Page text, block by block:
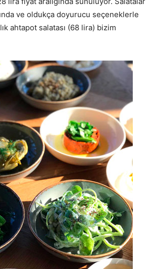
ve oldukça doyurucu seçeneklerle
ahtapot salatası (68 lira) bizim